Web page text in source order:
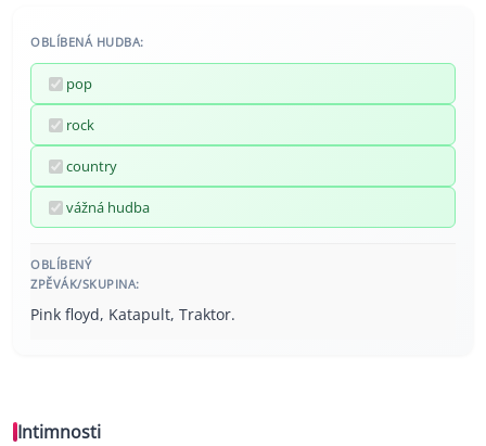
OBLÍBENÁ HUDBA:
pop
rock
country
vážná hudba
OBLÍBENÝ
ZPĚVÁK/SKUPINA:
Pink floyd, Katapult, Traktor.
Intimnosti